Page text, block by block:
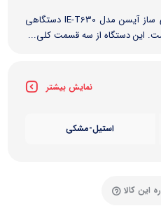
چای ساز آیسن مدل IE-T630 چای ساز آیسن مدل IE-T630 دستگاهی
این دستگاه از سه قسمت کلی...
نمایش بیشتر
استیل-مشکی
این کالا